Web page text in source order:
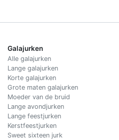
Galajurken
Alle galajurken
Lange galajurken
Korte galajurken
Grote maten galajurken
Moeder van de bruid
Lange avondjurken
Lange feestjurken
Kerstfeestjurken
Sweet sixteen jurk